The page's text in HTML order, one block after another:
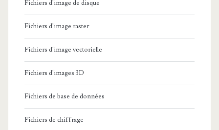
Fichiers d'image de disque
Fichiers d'image raster
Fichiers d'image vectorielle
Fichiers d'images 3D
Fichiers de base de données
Fichiers de chiffrage